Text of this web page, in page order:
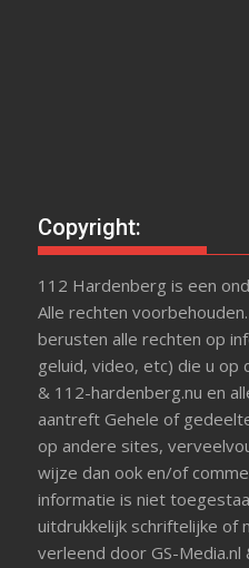
Copyright:
112 Hardenberg is een
Alle rechten
berusten alle rechten op
geluid, video, etc) die u
& 112-hardenberg.nu en
aantreft Gehele of
op andere sites,
wijze dan ook en/of
informatie is niet
uitdrukkelijk schriftelijke of
verleend door GS-